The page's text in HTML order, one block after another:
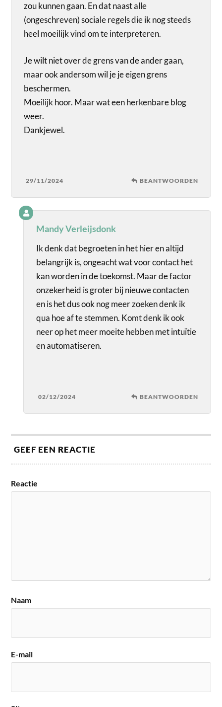
zou kunnen gaan. En dat naast alle
(ongeschreven) sociale regels die ik nog steeds
heel moeilijk vind om te interpreteren.
Je wilt niet over de grens van de ander gaan,
maar ook andersom wil je je eigen grens
beschermen.
Moeilijk hoor. Maar wat een herkenbare blog
weer.
Dankjewel.
29/11/2024 BEANTWOORDEN
Mandy Verleijsdonk
Ik denk dat begroeten in het hier en altijd
belangrijk is, ongeacht wat voor contact het
kan worden in de toekomst. Maar de factor
onzekerheid is groter bij nieuwe contacten
en is het dus ook nog meer zoeken denk ik
qua hoe af te stemmen. Komt denk ik ook
neer op het meer moeite hebben met intuïtie
en automatiseren.
02/12/2024 BEANTWOORDEN
GEEF EEN REACTIE
Reactie
Naam
E-mail